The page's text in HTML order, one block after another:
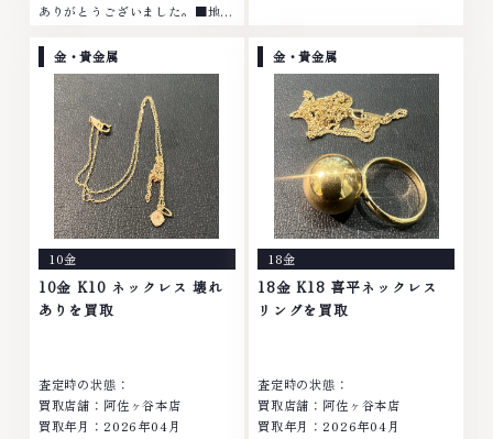
ありがとうございました。■地域
ヤモンド ブランド品 ブランド衣
類 お酒買取りのことなら、お任
せくださいなかでも金・プラチナ
等のアクセサリー・貴金属・宝
石・ダイヤモンド・ジュエリーや
ブランド品・時計等は特に自信を
持って、高額査定を実現しており
ます。 古くて使わなくなってし
まったアクセサリー、動かなくな
ってしまった腕時計、多くのお品
物の高価買取りを実現しており、
他店ではお値段の付かなかったお
品物でも、一点一点丁寧に無料で
中無休
衣類 お酒買取りのことなら、お
任せくださいなかでも金・プラチ
ナ等のアクセサリー・貴金属・宝
石・ダイヤモンド・ジュエリーや
ブランド品・時計等は特に自信を
持って、高額査定を実現しており
ます。 古くて使わなくなってし
まったアクセサリー、動かなくな
ってしまった腕時計、多くのお品
物の高価買取りを実現しており、
他店ではお値段の付かなかったお
品物でも、一点一点丁寧に無料で
査定します。お気軽にご連絡くだ
金・貴金属
10金
10金 K10 ネックレス 壊れ
ありを買取
査定時の状態：
買取店舗：阿佐ヶ谷本店
買取年月：2026年04月
金・貴金属
18金
18金 K18 喜平ネックレス
リングを買取
査定時の状態：
買取店舗：阿佐ヶ谷本店
買取年月：2026年04月